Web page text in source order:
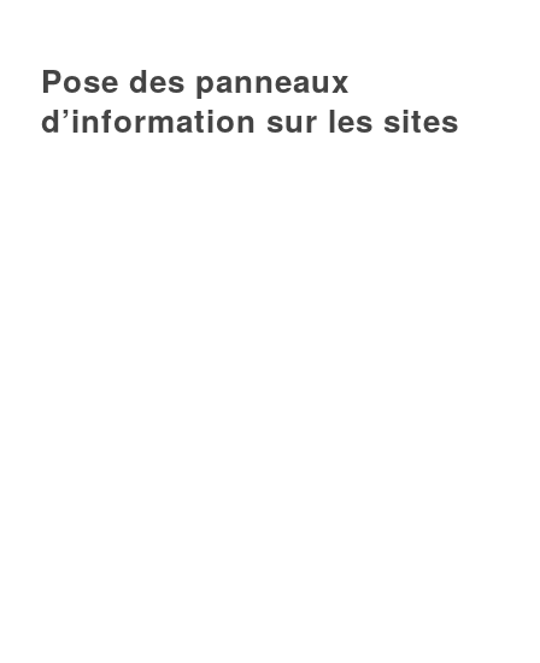
Pose des panneaux
d’information sur les sites